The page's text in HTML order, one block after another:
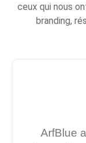
ceux qui nous
branding,
ArfBlue